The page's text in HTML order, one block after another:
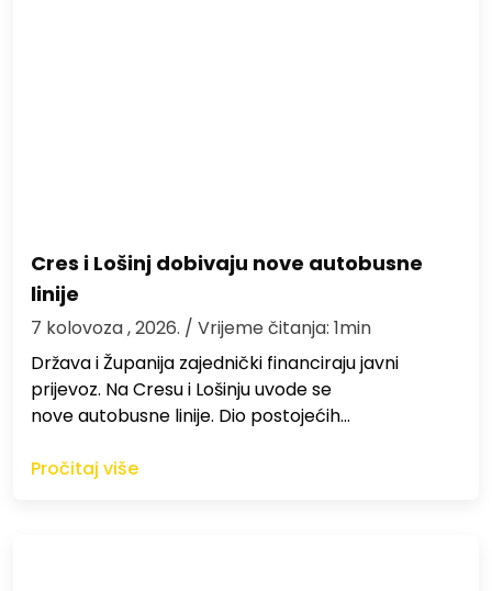
Cres i Lošinj dobivaju nove autobusne
linije
7 kolovoza , 2026. / Vrijeme čitanja: 1min
Država i Županija zajednički financiraju javni
prijevoz. Na Cresu i Lošinju uvode se
nove autobusne linije. Dio postojećih…
Pročitaj više